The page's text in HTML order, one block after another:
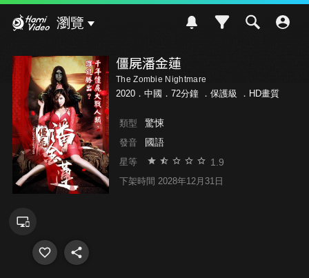
瀏覽
僵屍潘金蓮
The Zombie Nightmare
2020．中國．72分鐘 ． 保護級 ．HD畫質
類型 驚悚
發音 國語
星等 1.9
下架時間 2028年12月31日